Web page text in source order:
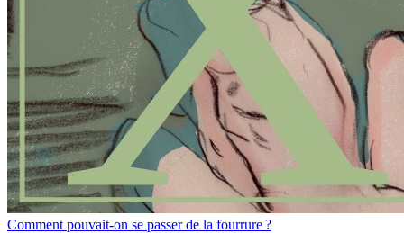
Comment pouvait-on se passer de la fourrure ?